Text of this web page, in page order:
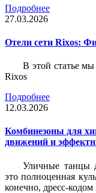
Подробнее
27.03.2026
Отели сети Rixos:
В этой статье мы
Rixos
Подробнее
12.03.2026
Комбинезоны для
движений и
Уличные танцы
это полноценная
конечно, дресс-кодом